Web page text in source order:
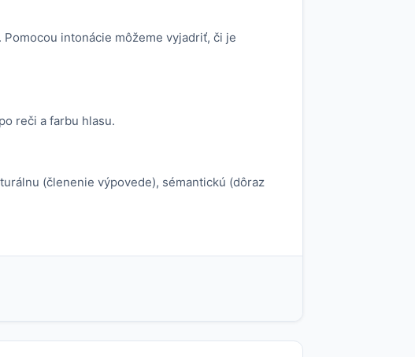
intonácie môžeme vyjadriť, či je
reči a farbu hlasu.
(členenie výpovede), sémantickú (dôraz